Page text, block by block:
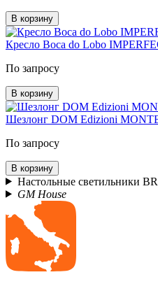
В корзину
Кресло Boca do Lobo
По запросу
В корзину
Шезлонг DOM Edizioni
По запросу
В корзину
Настольные светильники
GM House